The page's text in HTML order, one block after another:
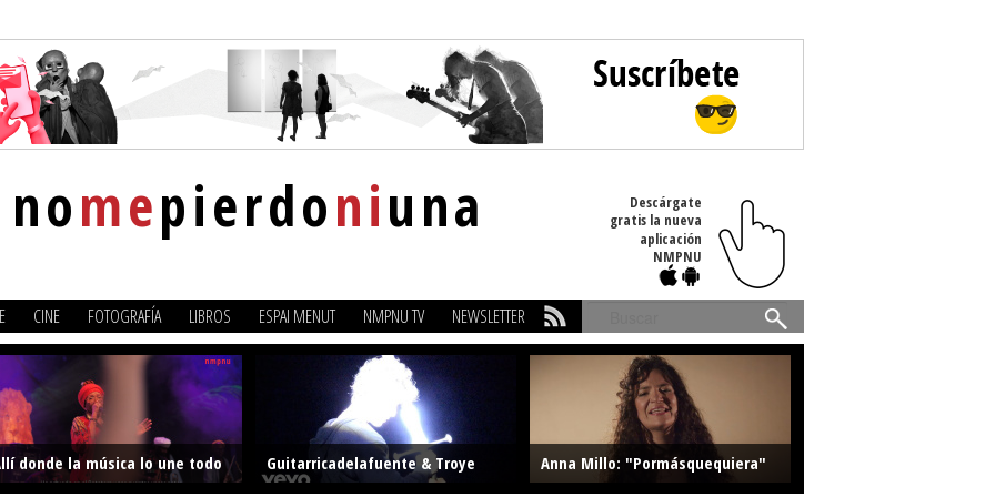
nomepierdoniuna
Descárgate
gratis la nueva
aplicación
NMPNU
CINE FOTOGRAFÍA LIBROS ESPAI MENUT NMPNU TV NEWSLETTER
Buscar
donde la música lo une todo
Guitarricadelafuente & Troye
Anna Millo: "Pormásquequiera"